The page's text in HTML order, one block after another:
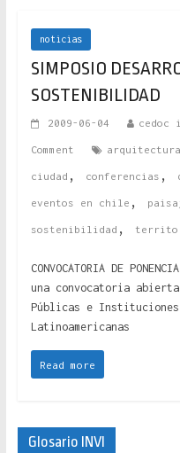
noticias
SIMPOSIO
SOSTENIBILIDAD
2009-06-04 cedoc
Comment arquitectura
ciudad , conferencias ,
eventos en chile ,
sostenibilidad ,
CONVOCATORIA DE
una convocatoria
Públicas e Instituciones
Latinoamericanas
Read more
Glosario INVI